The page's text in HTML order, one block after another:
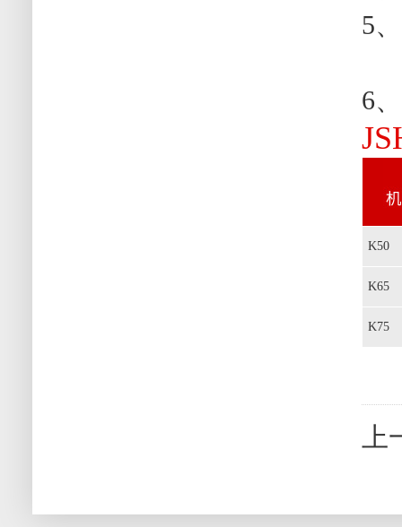
5
6
K50
K65
K75
上